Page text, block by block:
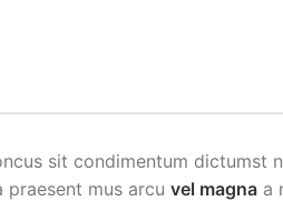
sit condimentum dictumst
praesent mus arcu vel magna a